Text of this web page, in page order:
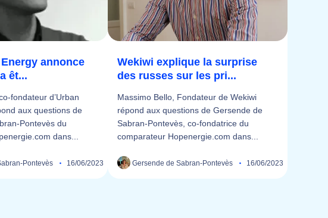
annonce
êt...
fondateur d’Urban
aux questions de
Pontevès du
dans...
Pontevès 16/06/2023
Wekiwi explique la surprise
des russes sur les pri...
Massimo Bello, Fondateur de Wekiwi
répond aux questions de Gersende de
Sabran-Pontevès, co-fondatrice du
comparateur Hopenergie.com dans...
Gersende de Sabran-Pontevès 16/06/2023